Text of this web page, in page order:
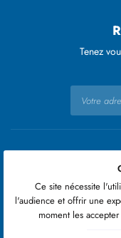
Tenez
Ce site nécessite
l'audience et offrir une
moment les